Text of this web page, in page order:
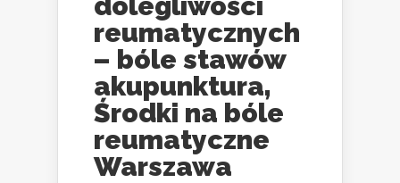
reumatycznych
– bóle stawów
akupunktura,
Środki na bóle
reumatyczne
Warszawa